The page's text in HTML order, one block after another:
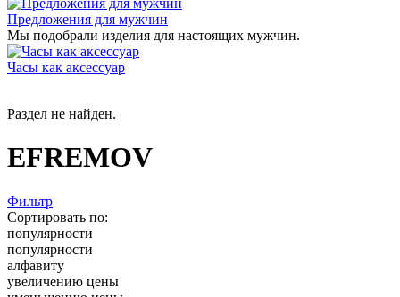
Предложения для мужчин
Мы подобрали изделия для настоящих мужчин.
Часы как аксессуар
Раздел не найден.
EFREMOV
Фильтр
Сортировать по:
популярности
популярности
алфавиту
увеличению цены